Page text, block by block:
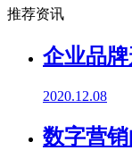
推荐资讯
企业品
2020.12.08
数字营